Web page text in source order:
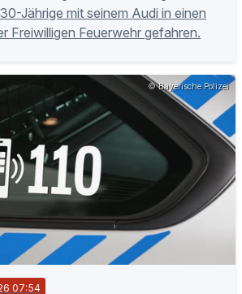
Jährige mit seinem Audi in einen
Freiwilligen Feuerwehr gefahren.
© Bayerische Polizei
07:54